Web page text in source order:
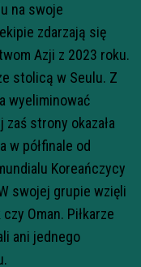
na swoje
zdarzają się
Azji z 2023 roku.
stolicą w Seulu. Z
wyeliminować
strony okazała
w półfinale od
Koreańczycy
swojej grupie wzięli
Oman. Piłkarze
ani jednego